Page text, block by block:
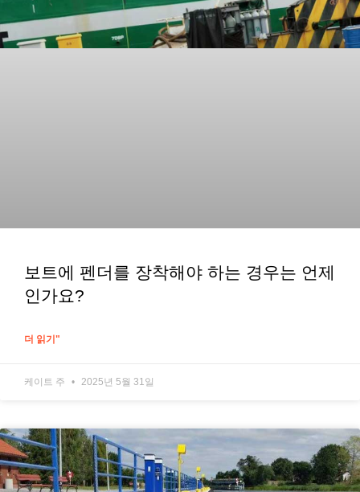
보트에 펜더를 장착해야 하는 경우는 언제
인가요?
더 읽기"
케이트 주 2025년 5월 31일